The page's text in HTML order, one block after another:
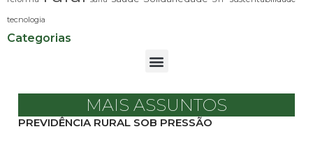
tecnologia
Categorias
MAIS ASSUNTOS
PREVIDÊNCIA RURAL SOB PRESSÃO